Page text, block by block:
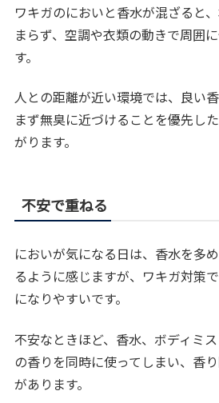
ワキガのにおいと香水が混ざると
まらず、空調や衣類の動きで周囲
す。
人との距離が近い環境では、良い
まず無臭に近づけることを優先し
がります。
不安で重ねる
においが気になる日は、香水を多
るように感じますが、ワキガ対策
になりやすいです。
不安なときほど、香水、ボディミ
の香りを同時に使ってしまい、香
があります。